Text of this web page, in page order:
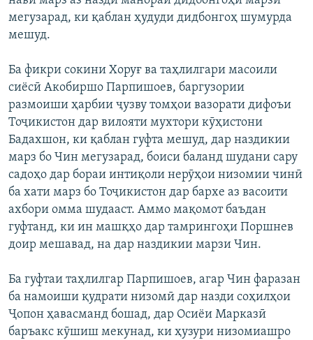
мегузарад, ки қаблан ҳудуди дидбонгоҳ шумурда
мешуд.
Ба фикри сокини Хоруғ ва таҳлилгари масоили
сиёсӣ Акобиршо Парпишоев, баргузории
размоиши ҳарбии ҷузву томҳои вазорати дифоъи
Тоҷикистон дар вилояти мухтори кӯҳистони
Бадахшон, ки қаблан гуфта мешуд, дар наздикии
марз бо Чин мегузарад, боиси баланд шудани сару
садоҳо дар бораи интиқоли нерӯҳои низомии чинӣ
ба хати марз бо Тоҷикистон дар бархе аз васоити
ахбори омма шудааст. Аммо мақомот баъдан
гуфтанд, ки ин машқҳо дар тамрингоҳи Поршнев
доир мешавад, на дар наздикии марзи Чин.
Ба гуфтаи таҳлилгар Парпишоев, агар Чин фаразан
ба намоиши қудрати низомӣ дар назди соҳилҳои
Ҷопон ҳавасманд бошад, дар Осиёи Марказӣ
баръакс кӯшиш мекунад, ки ҳузури низомиашро